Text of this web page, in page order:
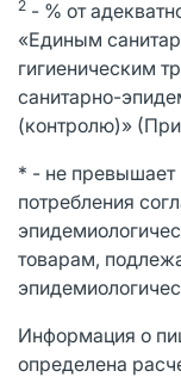
2 - % от
«Единым
гигиеническим
санитарно-
(контролю)»
* - не превышает
потребления
товарам,
Информация о
определена